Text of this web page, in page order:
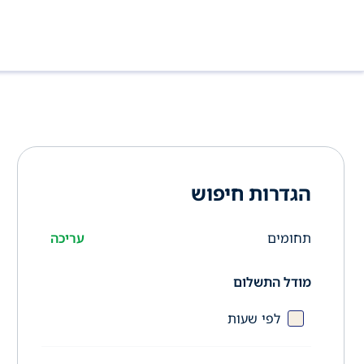
הגדרות חיפוש
תחומים עריכה
מודל התשלום
לפי שעות